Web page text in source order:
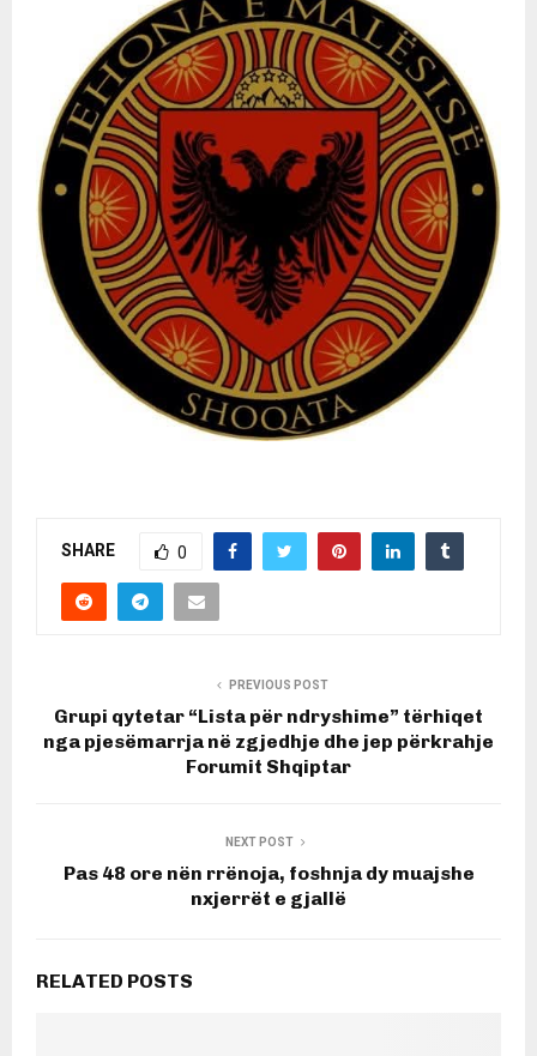
SHARE 0
PREVIOUS POST
Grupi qytetar “Lista për ndryshime” tërhiqet
nga pjesëmarrja në zgjedhje dhe jep përkrahje
Forumit Shqiptar
NEXT POST
Pas 48 ore nën rrënoja, foshnja dy muajshe
nxjerrët e gjallë
RELATED POSTS